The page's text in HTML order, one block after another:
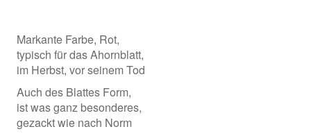
Markante Farbe, Rot,
typisch für das Ahornblatt,
im Herbst, vor seinem Tod
Auch des Blattes Form,
ist was ganz besonderes,
gezackt wie nach Norm